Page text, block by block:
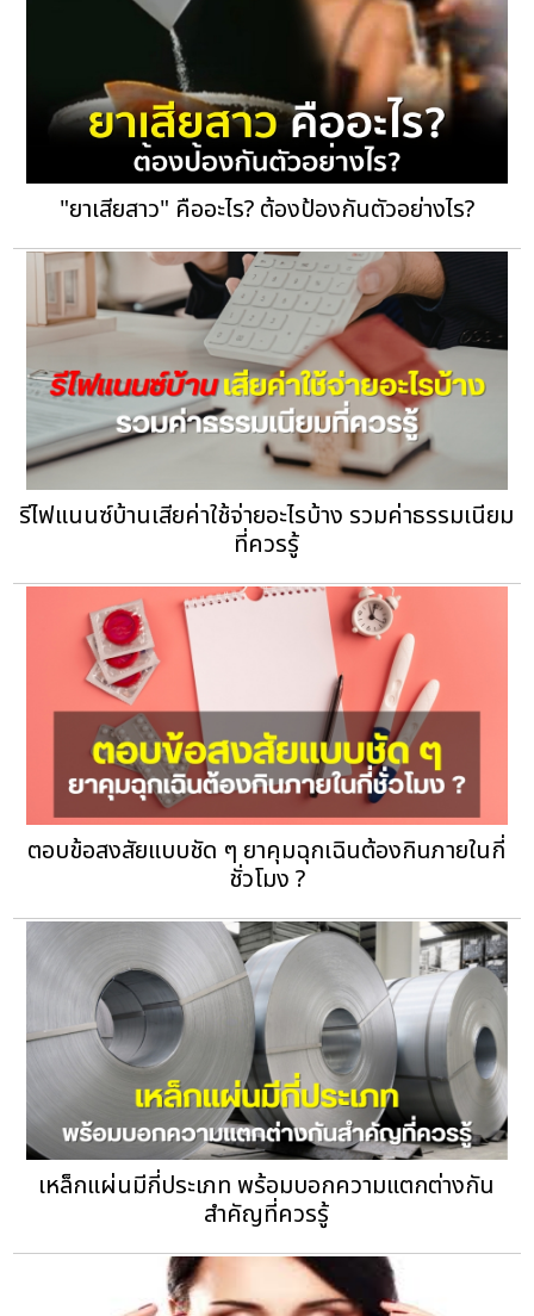
"ยาเสียสาว" คืออะไร? ต้องป้องกันตัวอย่างไร?
รีไฟแนนซ์บ้านเสียค่าใช้จ่ายอะไรบ้าง รวมค่าธรรมเนียม
ที่ควรรู้
ตอบข้อสงสัยแบบชัด ๆ ยาคุมฉุกเฉินต้องกินภายในกี่
ชั่วโมง ?
เหล็กแผ่นมีกี่ประเภท พร้อมบอกความแตกต่างกัน
สำคัญที่ควรรู้